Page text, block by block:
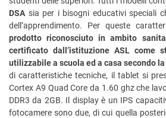
DSA sia per i bisogni educativi speciali
dell’apprendimento. Per queste
prodotto riconosciuto in ambito
certificato dall’istituzione ASL come
utilizzabile a scuola ed a casa secondo
di caratteristiche tecniche, il tablet si
Cortex A9 Quad Core da 1.60 ghz che
DDR3 da 2GB. Il display è un IPS
fotocamere sono due, di cui quella